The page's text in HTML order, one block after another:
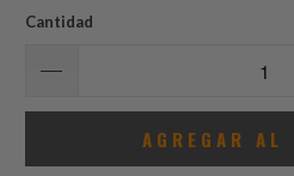
Cantidad
AGREGAR AL